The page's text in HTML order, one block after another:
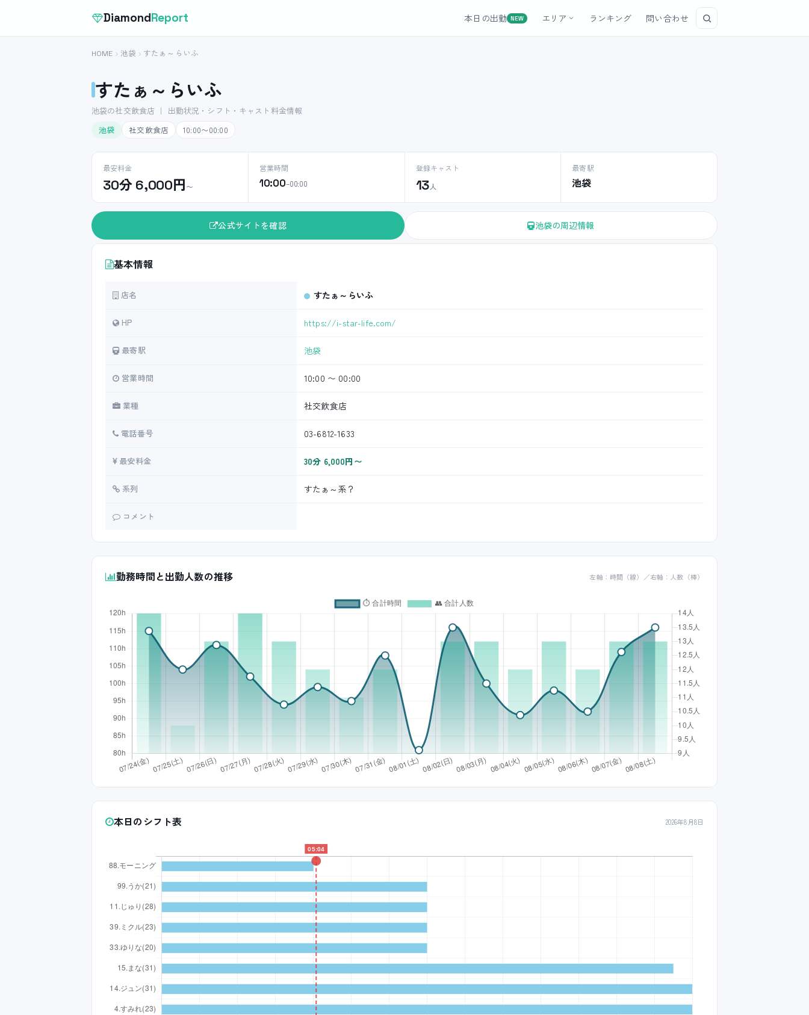
DiamondReport 本日の出勤 NEW エリア ランキング 問い合わせ
HOME 池袋 すたぁ～らいふ
すたぁ～らいふ
池袋の社交飲食店 ｜ 出勤状況・シフト・キャスト料金情報
池袋
社交飲食店 10:00〜00:00
最安料金
30分 6,000円〜
営業時間
10:00–00:00
登録キャスト
13人
最寄駅
池袋
公式サイトを確認 池袋の周辺情報
基本情報
店名 すたぁ～らいふ
HP https://i-star-life.com/
最寄駅 池袋
営業時間 10:00 〜 00:00
業種 社交飲食店
電話番号 03-6812-1633
最安料金 30分 6,000円〜
系列 すたぁ～系？
コメント
勤務時間と出勤人数の推移 左軸：時間（線）／右軸：人数（棒）
本日のシフト表 2026年8月8日